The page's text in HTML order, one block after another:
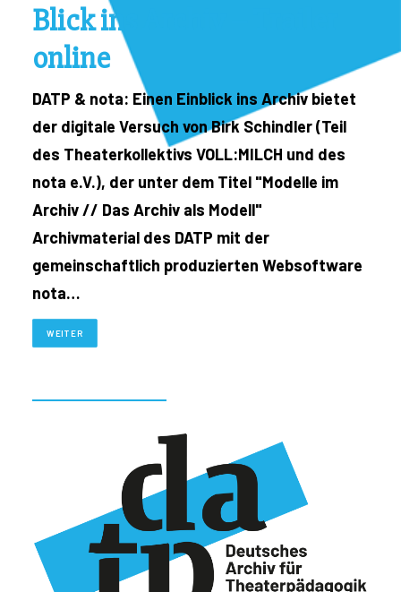
Blick ins Archiv – Trailer
online
DATP & nota: Einen Einblick ins Archiv bietet
der digitale Versuch von Birk Schindler (Teil
des Theaterkollektivs VOLL:MILCH und des
nota e.V.), der unter dem Titel "Modelle im
Archiv // Das Archiv als Modell"
Archivmaterial des DATP mit der
gemeinschaftlich produzierten Websoftware
nota…
WEITER